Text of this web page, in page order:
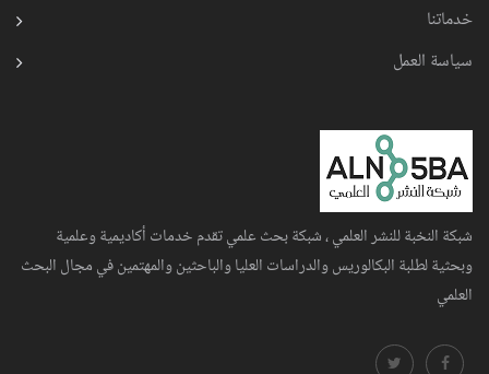
خدماتنا
سياسة العمل
شبكة النخبة للنشر العلمي ، شبكة بحث علمي تقدم خدمات أكاديمية وعلمية
وبحثية لطلبة البكالوريس والدراسات العليا والباحثين والمهتمين في مجال البحث
العلمي